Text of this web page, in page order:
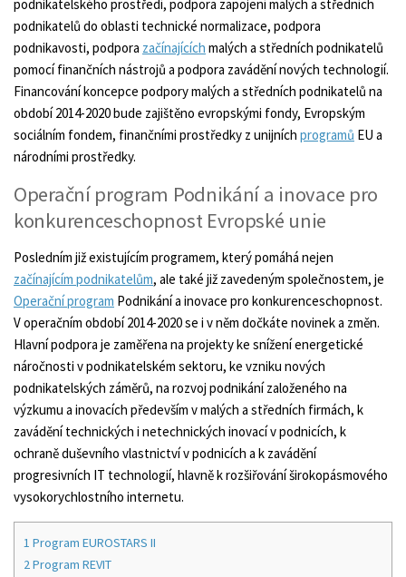
podnikatelského prostředí, podpora zapojení malých a středních
podnikatelů do oblasti technické normalizace, podpora
podnikavosti, podpora začínajících malých a středních podnikatelů
pomocí finančních nástrojů a podpora zavádění nových technologií.
Financování koncepce podpory malých a středních podnikatelů na
období 2014-2020 bude zajištěno evropskými fondy, Evropským
sociálním fondem, finančními prostředky z unijních programů EU a
národními prostředky.
Operační program Podnikání a inovace pro
konkurenceschopnost Evropské unie
Posledním již existujícím programem, který pomáhá nejen
začínajícím podnikatelům, ale také již zavedeným společnostem, je
Operační program Podnikání a inovace pro konkurenceschopnost.
V operačním období 2014-2020 se i v něm dočkáte novinek a změn.
Hlavní podpora je zaměřena na projekty ke snížení energetické
náročnosti v podnikatelském sektoru, ke vzniku nových
podnikatelských záměrů, na rozvoj podnikání založeného na
výzkumu a inovacích především v malých a středních firmách, k
zavádění technických i netechnických inovací v podnicích, k
ochraně duševního vlastnictví v podnicích a k zavádění
progresivních IT technologií, hlavně k rozšiřování širokopásmového
vysokorychlostního internetu.
1 Program EUROSTARS II
2Program REVIT